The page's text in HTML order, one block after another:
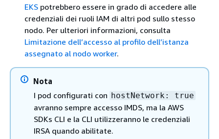
EKS potrebbero essere in grado di accedere alle
credenziali dei ruoli IAM di altri pod sullo stesso
nodo. Per ulteriori informazioni, consulta
Limitazione dell’accesso al profilo dell’istanza
assegnato al nodo worker.
Nota
I pod configurati con hostNetwork: true
avranno sempre accesso IMDS, ma la AWS
SDKs CLI e la CLI utilizzeranno le credenziali
IRSA quando abilitate.